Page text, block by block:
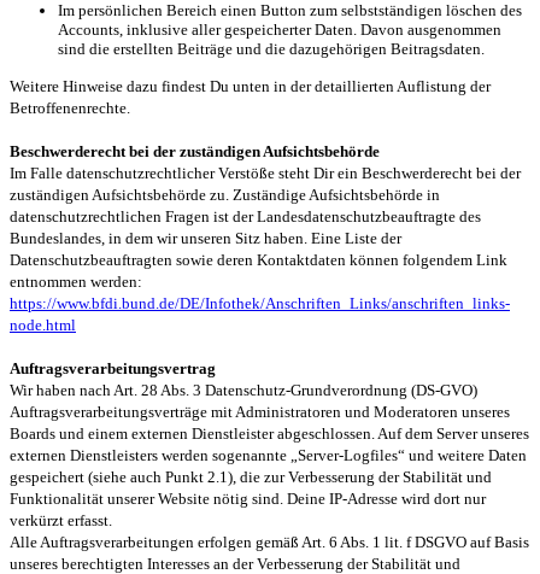
Im persönlichen Bereich einen Button zum selbstständigen löschen des
Accounts, inklusive aller gespeicherter Daten. Davon ausgenommen
sind die erstellten Beiträge und die dazugehörigen Beitragsdaten.
Weitere Hinweise dazu findest Du unten in der detaillierten Auflistung der
Betroffenenrechte.
Beschwerderecht bei der zuständigen Aufsichtsbehörde
Im Falle datenschutzrechtlicher Verstöße steht Dir ein Beschwerderecht bei der
zuständigen Aufsichtsbehörde zu. Zuständige Aufsichtsbehörde in
datenschutzrechtlichen Fragen ist der Landesdatenschutzbeauftragte des
Bundeslandes, in dem wir unseren Sitz haben. Eine Liste der
Datenschutzbeauftragten sowie deren Kontaktdaten können folgendem Link
entnommen werden:
https://www.bfdi.bund.de/DE/Infothek/Anschriften_Links/anschriften_links-
node.html
Auftragsverarbeitungsvertrag
Wir haben nach Art. 28 Abs. 3 Datenschutz-Grundverordnung (DS-GVO)
Auftragsverarbeitungsverträge mit Administratoren und Moderatoren unseres
Boards und einem externen Dienstleister abgeschlossen. Auf dem Server unseres
externen Dienstleisters werden sogenannte „Server-Logfiles“ und weitere Daten
gespeichert (siehe auch Punkt 2.1), die zur Verbesserung der Stabilität und
Funktionalität unserer Website nötig sind. Deine IP-Adresse wird dort nur
verkürzt erfasst.
Alle Auftragsverarbeitungen erfolgen gemäß Art. 6 Abs. 1 lit. f DSGVO auf Basis
unseres berechtigten Interesses an der Verbesserung der Stabilität und